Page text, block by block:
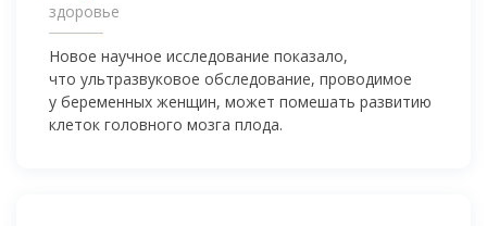
здоровье
Новое научное исследование показало,
что ультразвуковое обследование, проводимое
у беременных женщин, может помешать развитию
клеток головного мозга плода.